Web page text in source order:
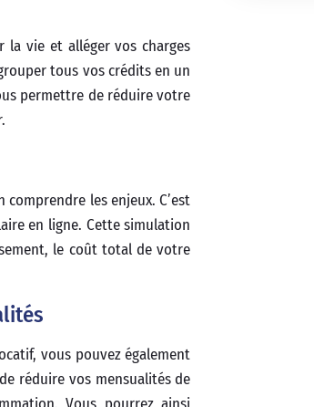
vie et alléger vos charges
tous vos crédits en un
permettre de réduire votre
les enjeux. C’est
en ligne. Cette simulation
le coût total de votre
vous pouvez également
réduire vos mensualités de
Vous pourrez ainsi